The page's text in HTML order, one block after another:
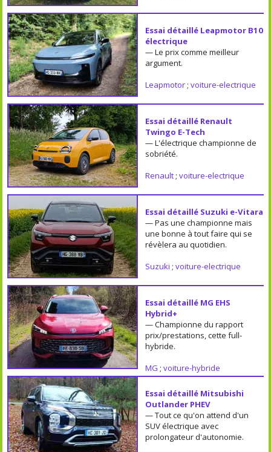
Essai détaillé Leapmotor B10
électrique
— Le prix comme meilleur
argument.
Leapmotor; voiture-electrique
Essai détaillé Renault
Twingo E-Tech
— L'électrique championne de
sobriété.
Renault; voiture-electrique
Essai détaillé Suzuki e-Vitara
— Pas une championne mais
une bonne à tout faire qui se
révèlera au quotidien.
Suzuki ; voiture-electrique
Essai détaillé MG EHS
Hybrid+
— Championne du rapport
prix/prestations, cette full-
hybride.
MG ; voiture-hybride
Essai détaillé Mitsubishi
Outlander PHEV
— Tout ce qu'on attend d'un
SUV électrique avec
prolongateur d'autonomie.